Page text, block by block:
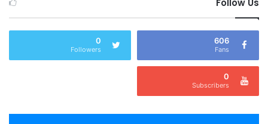
Follow Us
606
Fans
0
Followers
0
Subscribers